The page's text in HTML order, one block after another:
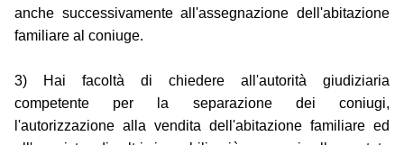
anche successivamente all'assegnazione dell'abitazione
familiare al coniuge.
3) Hai facoltà di chiedere all'autorità giudiziaria
competente per la separazione dei coniugi,
l'autorizzazione alla vendita dell'abitazione familiare ed